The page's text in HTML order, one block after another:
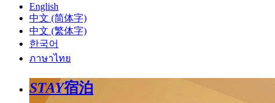
English
中文 (简体字)
中文 (繁体字)
한국어
ภาษาไทย
STAY宿泊